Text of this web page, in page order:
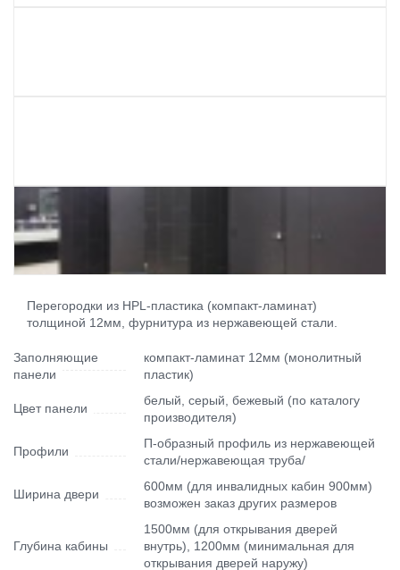
Перегородки из HPL-пластика (компакт-ламинат)
толщиной 12мм, фурнитура из нержавеющей стали.
Заполняющие
панели
компакт-ламинат 12мм (монолитный
пластик)
Цвет панели
белый, серый, бежевый (по каталогу
производителя)
Профили
П-образный профиль из нержавеющей
стали/нержавеющая труба/
Ширина двери
600мм (для инвалидных кабин 900мм)
возможен заказ других размеров
Глубина кабины
1500мм (для открывания дверей
внутрь), 1200мм (минимальная для
открывания дверей наружу)